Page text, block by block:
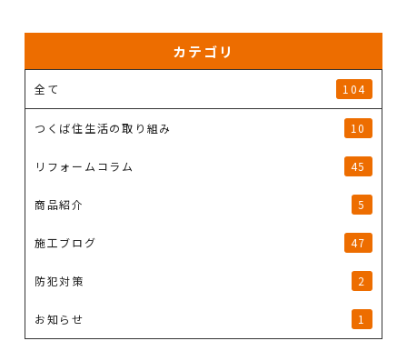
カテゴリ
全て 104
つくば住生活の取り組み 10
リフォームコラム 45
商品紹介 5
施工ブログ 47
防犯対策 2
お知らせ 1